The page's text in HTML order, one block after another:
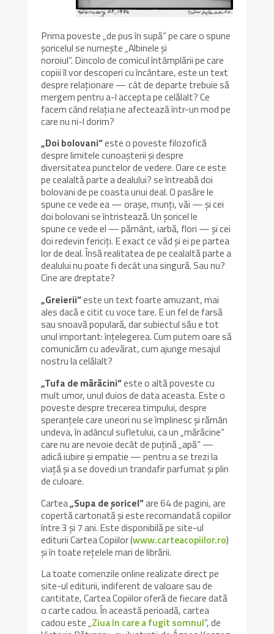
Prima poveste „de pus în supă“ pe care o spune
șoricelul se numește „Albinele și
noroiul“. Dincolo de comicul întâmplării pe care
copiii îl vor descoperi cu încântare, este un text
despre relaționare — cât de departe trebuie să
mergem pentru a-l accepta pe celălalt? Ce
facem când relația ne afectează într-un mod pe
care nu ni-l dorim?
„Doi bolovani“este o poveste filozofică
despre limitele cunoașterii și despre
diversitatea punctelor de vedere. Oare ce este
pe cealaltă parte a dealului? se întreabă doi
bolovani de pe coasta unui deal. O pasăre le
spune ce vede ea — orașe, munți, văi — și cei
doi bolovani se întristează. Un șoricel le
spune ce vede el — pământ, iarbă, flori — și cei
doi redevin fericiți. E exact ce văd și ei pe partea
lor de deal. Însă realitatea de pe cealaltă parte a
dealului nu poate fi decât una singură. Sau nu?
Cine are dreptate?
„Greierii“este un text foarte amuzant, mai
ales dacă e citit cu voce tare. E un fel de farsă
sau snoavă populară, dar subiectul său e tot
unul important: înțelegerea. Cum putem oare să
comunicăm cu adevărat, cum ajunge mesajul
nostru la celălalt?
„Tufa de mărăcini“este o altă poveste cu
mult umor, unul duios de data aceasta. Este o
poveste despre trecerea timpului, despre
speranțele care uneori nu se împlinesc și rămân
undeva, în adâncul sufletului, ca un „mărăcine“
care nu are nevoie decât de puțină „apă“ —
adică iubire și empatie — pentru a se trezi la
viață și a se dovedi un trandafir parfumat și plin
de culoare.
Cartea„Supa de șoricel”are 64 de pagini, are
copertă cartonată și este recomandată copiilor
între 3 şi 7 ani. Este disponibilă pe site-ul
editurii Cartea Copiilor (www.carteacopiilor.ro)
și în toate rețelele mari de librării.
La toate comenzile online realizate direct pe
site-ul editurii, indiferent de valoare sau de
cantitate, Cartea Copiilor oferă de fiecare dată
o carte cadou. În această perioadă, cartea
cadou este „Ziua în care a fugit somnul”, de